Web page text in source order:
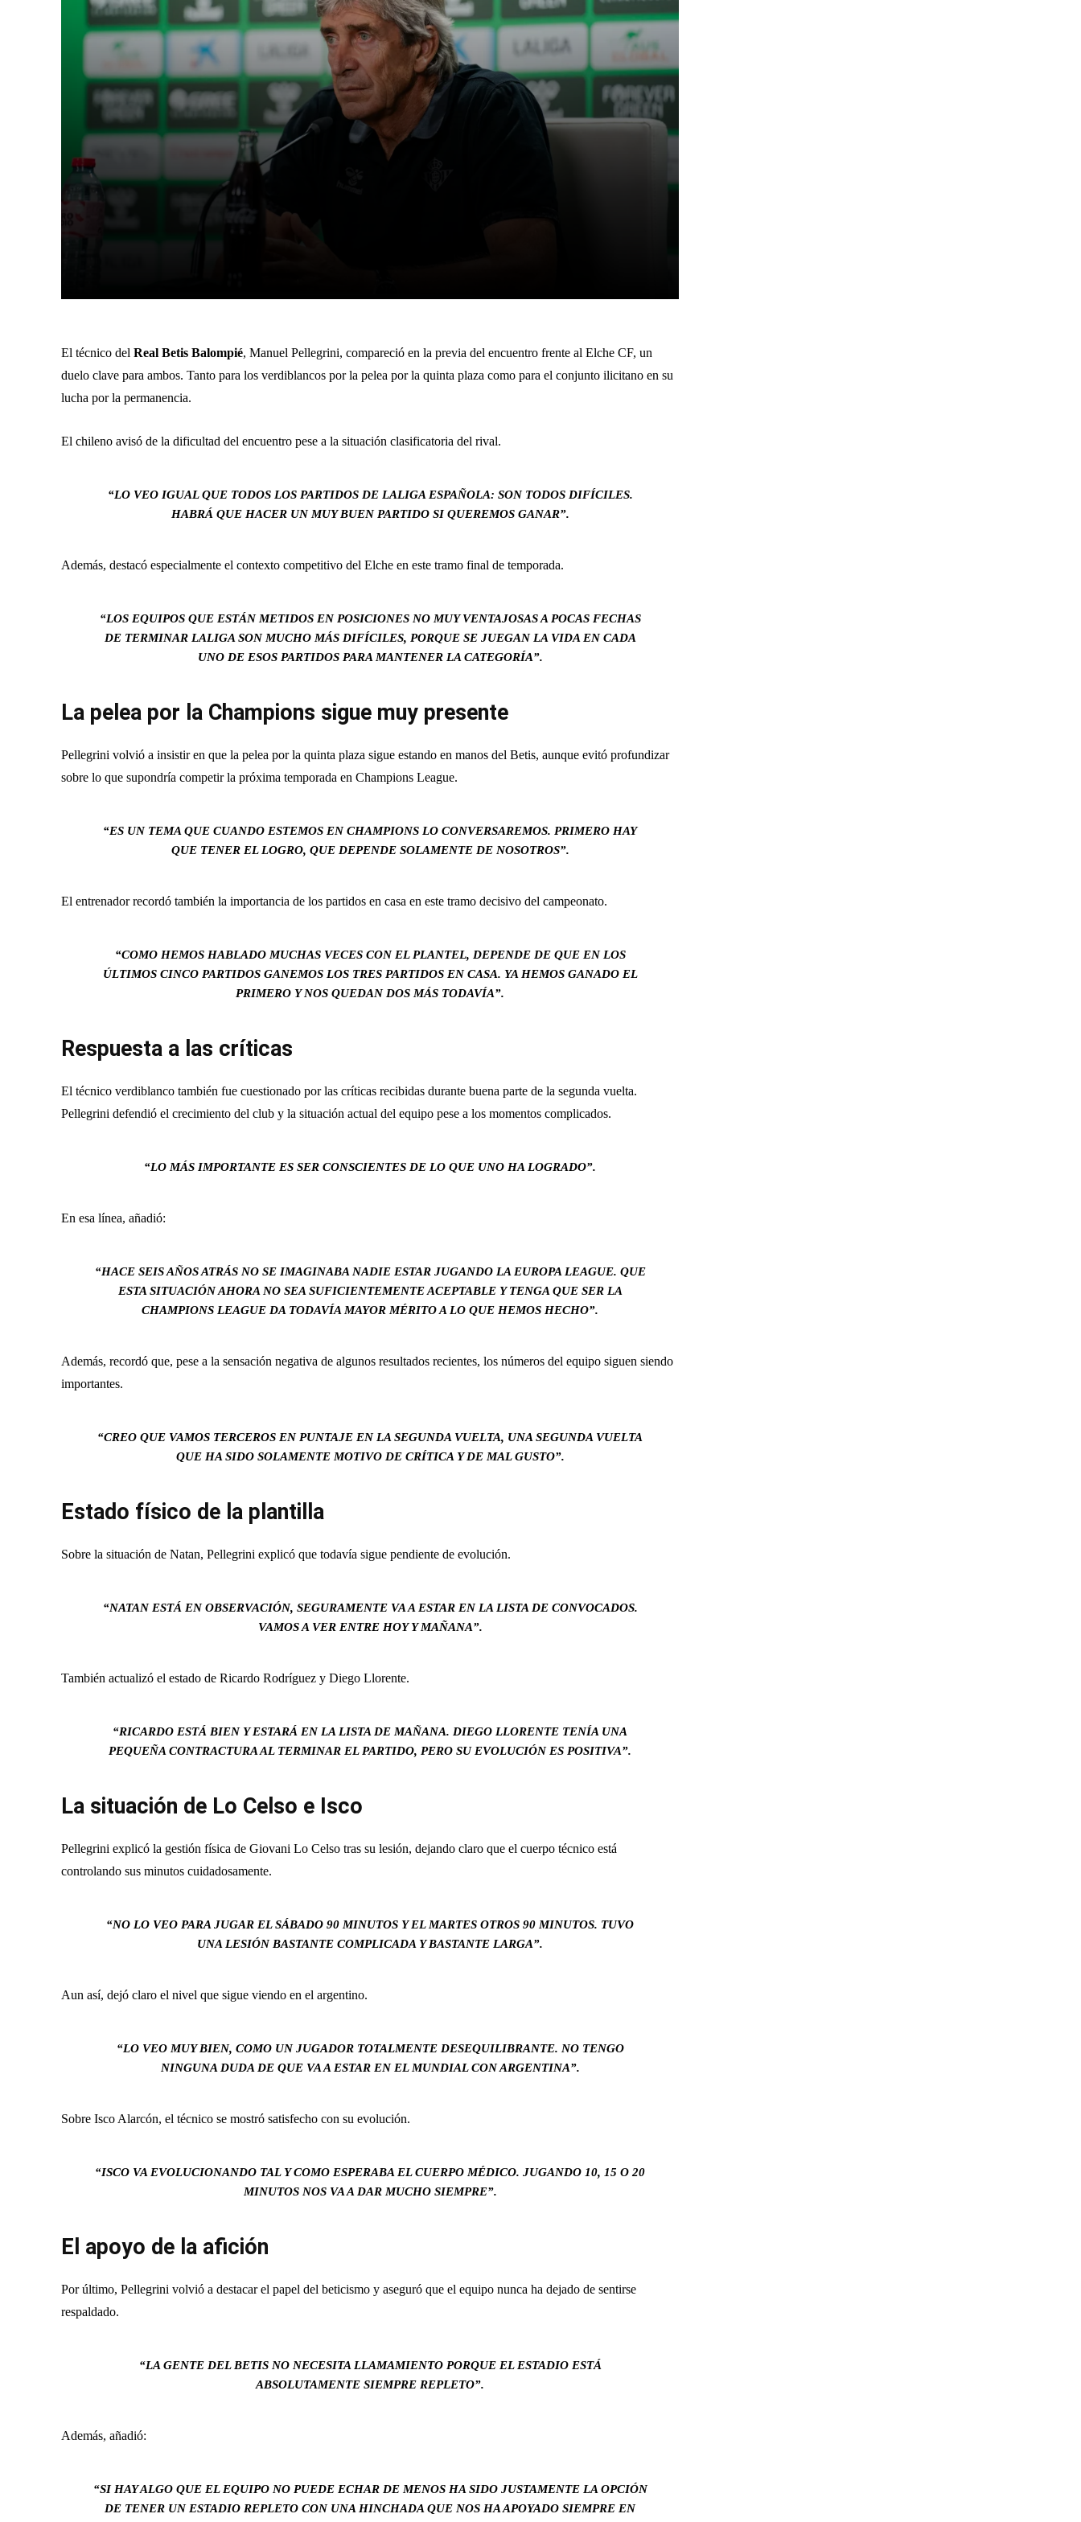
El técnico del Real Betis Balompié, Manuel Pellegrini, compareció en la previa del encuentro frente al Elche CF, un
duelo clave para ambos. Tanto para los verdiblancos por la pelea por la quinta plaza como para el conjunto ilicitano en su
lucha por la permanencia.
El chileno avisó de la dificultad del encuentro pese a la situación clasificatoria del rival.
“LO VEO IGUAL QUE TODOS LOS PARTIDOS DE LALIGA ESPAÑOLA: SON TODOS DIFÍCILES.
HABRÁ QUE HACER UN MUY BUEN PARTIDO SI QUEREMOS GANAR”.
Además, destacó especialmente el contexto competitivo del Elche en este tramo final de temporada.
“LOS EQUIPOS QUE ESTÁN METIDOS EN POSICIONES NO MUY VENTAJOSAS A POCAS FECHAS
DE TERMINAR LALIGA SON MUCHO MÁS DIFÍCILES, PORQUE SE JUEGAN LA VIDA EN CADA
UNO DE ESOS PARTIDOS PARA MANTENER LA CATEGORÍA”.
La pelea por la Champions sigue muy presente
Pellegrini volvió a insistir en que la pelea por la quinta plaza sigue estando en manos del Betis, aunque evitó profundizar
sobre lo que supondría competir la próxima temporada en Champions League.
“ES UN TEMA QUE CUANDO ESTEMOS EN CHAMPIONS LO CONVERSAREMOS. PRIMERO HAY
QUE TENER EL LOGRO, QUE DEPENDE SOLAMENTE DE NOSOTROS”.
El entrenador recordó también la importancia de los partidos en casa en este tramo decisivo del campeonato.
“COMO HEMOS HABLADO MUCHAS VECES CON EL PLANTEL, DEPENDE DE QUE EN LOS
ÚLTIMOS CINCO PARTIDOS GANEMOS LOS TRES PARTIDOS EN CASA. YA HEMOS GANADO EL
PRIMERO Y NOS QUEDAN DOS MÁS TODAVÍA”.
Respuesta a las críticas
El técnico verdiblanco también fue cuestionado por las críticas recibidas durante buena parte de la segunda vuelta.
Pellegrini defendió el crecimiento del club y la situación actual del equipo pese a los momentos complicados.
“LO MÁS IMPORTANTE ES SER CONSCIENTES DE LO QUE UNO HA LOGRADO”.
En esa línea, añadió:
“HACE SEIS AÑOS ATRÁS NO SE IMAGINABA NADIE ESTAR JUGANDO LA EUROPA LEAGUE. QUE
ESTA SITUACIÓN AHORA NO SEA SUFICIENTEMENTE ACEPTABLE Y TENGA QUE SER LA
CHAMPIONS LEAGUE DA TODAVÍA MAYOR MÉRITO A LO QUE HEMOS HECHO”.
Además, recordó que, pese a la sensación negativa de algunos resultados recientes, los números del equipo siguen siendo
importantes.
“CREO QUE VAMOS TERCEROS EN PUNTAJE EN LA SEGUNDA VUELTA, UNA SEGUNDA VUELTA
QUE HA SIDO SOLAMENTE MOTIVO DE CRÍTICA Y DE MAL GUSTO”.
Estado físico de la plantilla
Sobre la situación de Natan, Pellegrini explicó que todavía sigue pendiente de evolución.
“NATAN ESTÁ EN OBSERVACIÓN, SEGURAMENTE VA A ESTAR EN LA LISTA DE CONVOCADOS.
VAMOS A VER ENTRE HOY Y MAÑANA”.
También actualizó el estado de Ricardo Rodríguez y Diego Llorente.
“RICARDO ESTÁ BIEN Y ESTARÁ EN LA LISTA DE MAÑANA. DIEGO LLORENTE TENÍA UNA
PEQUEÑA CONTRACTURA AL TERMINAR EL PARTIDO, PERO SU EVOLUCIÓN ES POSITIVA”.
La situación de Lo Celso e Isco
Pellegrini explicó la gestión física de Giovani Lo Celso tras su lesión, dejando claro que el cuerpo técnico está
controlando sus minutos cuidadosamente.
“NO LO VEO PARA JUGAR EL SÁBADO 90 MINUTOS Y EL MARTES OTROS 90 MINUTOS. TUVO
UNA LESIÓN BASTANTE COMPLICADA Y BASTANTE LARGA”.
Aun así, dejó claro el nivel que sigue viendo en el argentino.
“LO VEO MUY BIEN, COMO UN JUGADOR TOTALMENTE DESEQUILIBRANTE. NO TENGO
NINGUNA DUDA DE QUE VA A ESTAR EN EL MUNDIAL CON ARGENTINA”.
Sobre Isco Alarcón, el técnico se mostró satisfecho con su evolución.
“ISCO VA EVOLUCIONANDO TAL Y COMO ESPERABA EL CUERPO MÉDICO. JUGANDO 10, 15 O 20
MINUTOS NOS VA A DAR MUCHO SIEMPRE”.
El apoyo de la afición
Por último, Pellegrini volvió a destacar el papel del beticismo y aseguró que el equipo nunca ha dejado de sentirse
respaldado.
“LA GENTE DEL BETIS NO NECESITA LLAMAMIENTO PORQUE EL ESTADIO ESTÁ
ABSOLUTAMENTE SIEMPRE REPLETO”.
Además, añadió:
“SI HAY ALGO QUE EL EQUIPO NO PUEDE ECHAR DE MENOS HA SIDO JUSTAMENTE LA OPCIÓN
DE TENER UN ESTADIO REPLETO CON UNA HINCHADA QUE NOS HA APOYADO SIEMPRE EN